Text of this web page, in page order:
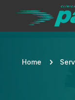
Home 5